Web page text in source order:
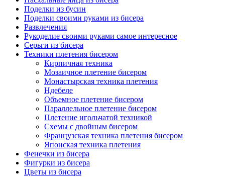
Поделки из бусин
Поделки своими руками из бисера
Развлечения
Рукоделие своими руками самое интересное
Серьги из бисера
Техники плетения бисером
Кирпичная техника
Мозаичное плетение бисером
Монастырская техника плетения
Ндебеле
Объемное плетение бисером
Параллельное плетение бисером
Плетение игольчатой техникой
Схемы с двойным бисером
Французская техника плетения бисером
Японская техника плетения
Фенечки из бисера
Фигурки из бисера
Цветы из бисера